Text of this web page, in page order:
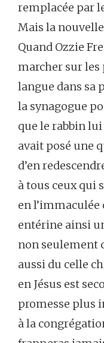
remplacée par
Mais la
Quand Ozzie
marcher sur les
langue dans sa
la synagogue
que le rabbin
avait posé une
d’en
à tous ceux qui
en l’immaculée
entérine ainsi
non seulement
aussi du celle
en Jésus est
promesse plus
à la